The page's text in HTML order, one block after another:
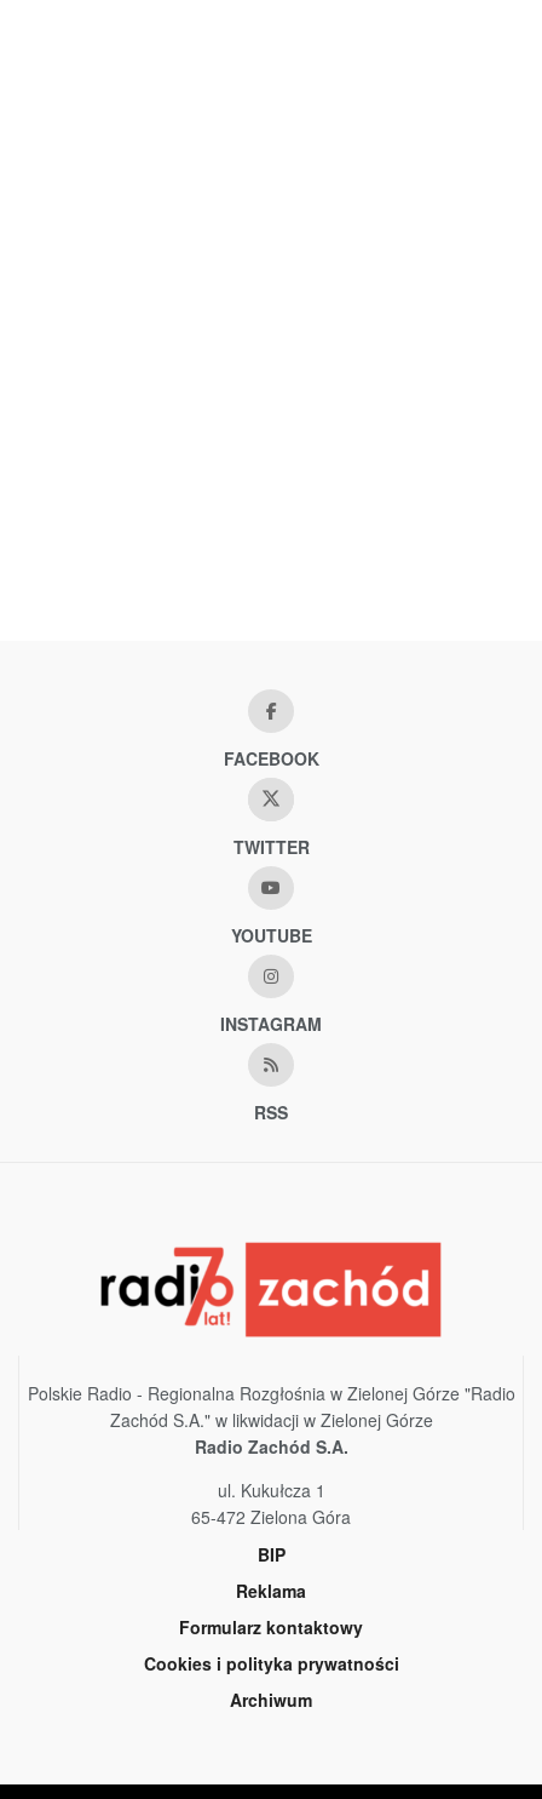
FACEBOOK
TWITTER
YOUTUBE
INSTAGRAM
RSS
Polskie Radio - Regionalna Rozgłośnia w Zielonej Górze "Radio
Zachód S.A." w likwidacji w Zielonej Górze
Radio Zachód S.A.
ul. Kukułcza 1
65-472 Zielona Góra
BIP
Reklama
Formularz kontaktowy
Cookies i polityka prywatności
Archiwum